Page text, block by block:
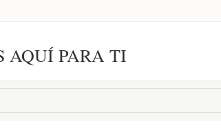
AQUÍ PARA TI